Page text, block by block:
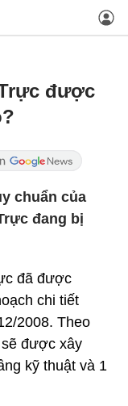
được
chuẩn của
đang bị
đã được
chi tiết
2008. Theo
được xây
kỹ thuật và 1